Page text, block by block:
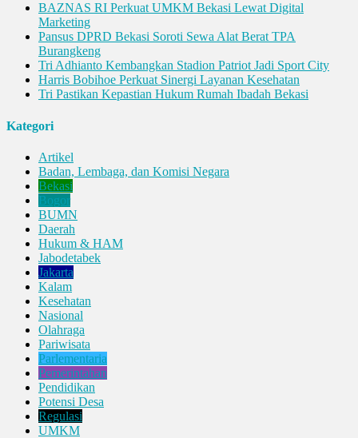
BAZNAS RI Perkuat UMKM Bekasi Lewat Digital
Marketing
Pansus DPRD Bekasi Soroti Sewa Alat Berat TPA
Burangkeng
Tri Adhianto Kembangkan Stadion Patriot Jadi Sport City
Harris Bobihoe Perkuat Sinergi Layanan Kesehatan
Tri Pastikan Kepastian Hukum Rumah Ibadah Bekasi
Kategori
Artikel
Badan, Lembaga, dan Komisi Negara
Bekasi
Bogor
BUMN
Daerah
Hukum & HAM
Jabodetabek
Jakarta
Kalam
Kesehatan
Nasional
Olahraga
Pariwisata
Parlementaria
Pemerintahan
Pendidikan
Potensi Desa
Regulasi
UMKM